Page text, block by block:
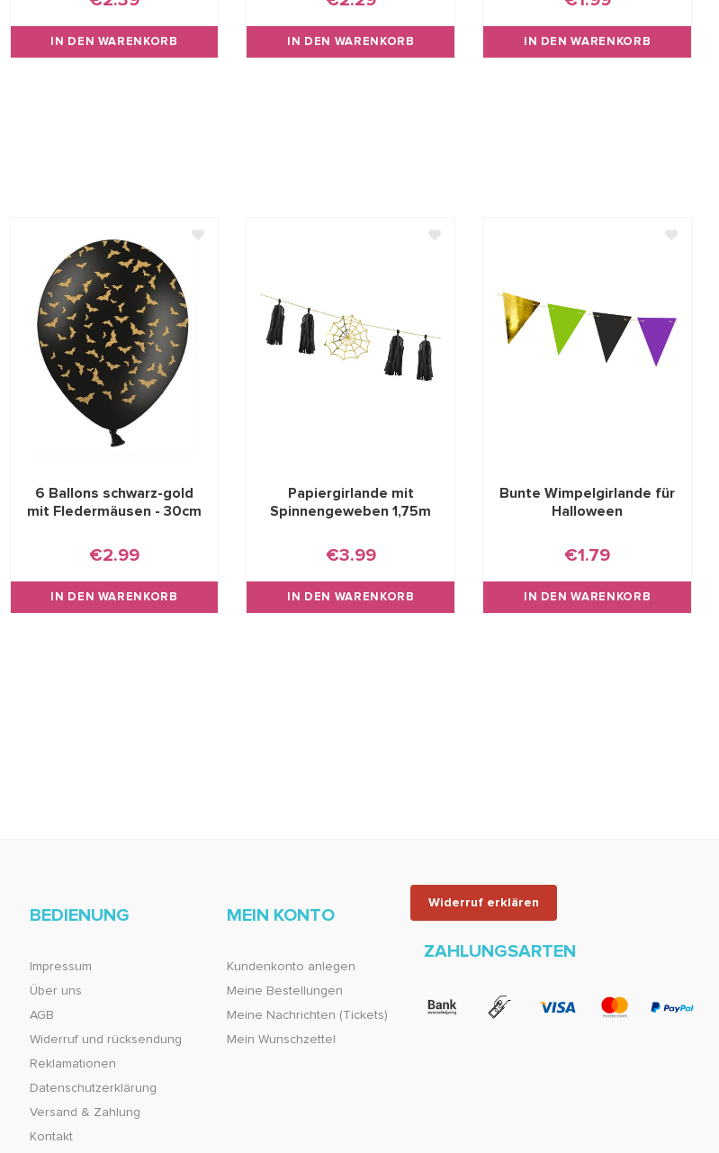
IN DEN WARENKORB IN DEN WARENKORB IN DEN WARENKORB
6 Ballons schwarz-gold
mit Fledermäusen - 30cm
€2.99
IN DEN WARENKORB
Papiergirlande mit
Spinnengeweben 1,75m
€3.99
IN DEN WARENKORB
Bunte Wimpelgirlande für
Halloween
€1.79
IN DEN WARENKORB
Widerruf erklären
BEDIENUNG
Impressum
Über uns
AGB
Widerruf und rücksendung
Reklamationen
Datenschutzerklärung
Versand & Zahlung
Kontakt
MEIN KONTO
Kundenkonto anlegen
Meine Bestellungen
Meine Nachrichten (Tickets)
Mein Wunschzettel
ZAHLUNGSARTEN